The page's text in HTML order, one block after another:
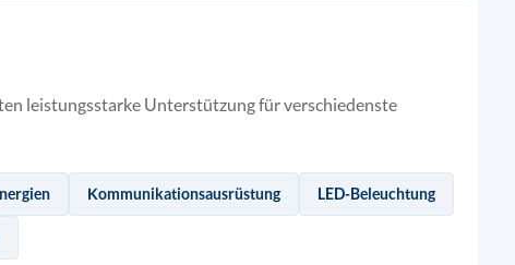
leistungsstarke Unterstützung für verschiedenste
Kommunikationsausrüstung LED-Beleuchtung